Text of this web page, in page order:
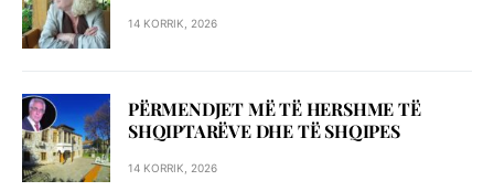
14 KORRIK, 2026
PËRMENDJET MË TË HERSHME TË
SHQIPTARËVE DHE TË SHQIPES
14 KORRIK, 2026